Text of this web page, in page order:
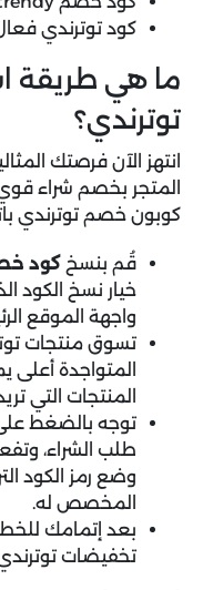
كود توترندي
ما هي طريقة
توترندي؟
انتهز الآن فرصتك
المتجر بخصم شراء
كوبون خصم توترندي
قُم بنسخ كود
خيار نسخ الكود
واجهة الموقع
تسوق منتجات
المتواجدة
المنتجات التي
توجه بالضغط
وضع رمز الكود
المخصص له.
بعد إتمامك
تخفيضات